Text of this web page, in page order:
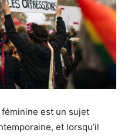
féminine est un sujet
et lorsqu’il